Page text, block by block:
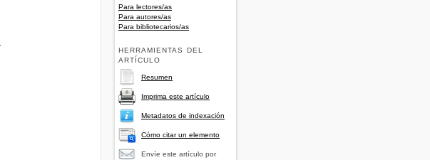
Para lectores/as
Para autores/as
Para bibliotecarios/as
HERRAMIENTAS DEL
ARTÍCULO
Resumen
Imprima este artículo
Metadatos de indexación
Cómo citar un elemento
Envíe este artículo por